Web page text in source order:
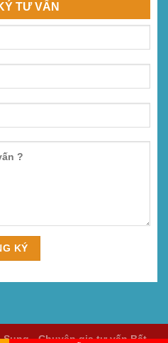
TƯ VẤN
Sung - Chuyên gia tư vấn Bất